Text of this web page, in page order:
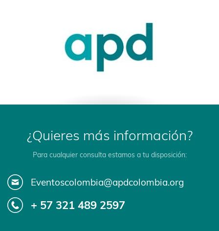
¿Quieres más información?
Para cualquier consulta estamos a tu disposición:
Eventoscolombia@apdcolombia.org
+ 57 321 489 2597